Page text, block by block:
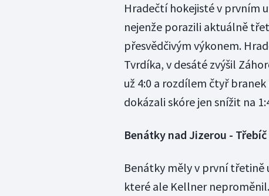
Hradečtí hokejisté v prvním
nejenže porazili aktuálně
přesvědčivým výkonem.
Tvrdíka, v desáté zvýšil
už 4:0 a rozdílem čtyř
dokázali skóre jen snížit na
Benátky nad Jizerou - Třebíč
Benátky měly v první
které ale Kellner